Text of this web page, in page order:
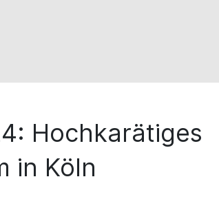
Hochkarätiges
in Köln